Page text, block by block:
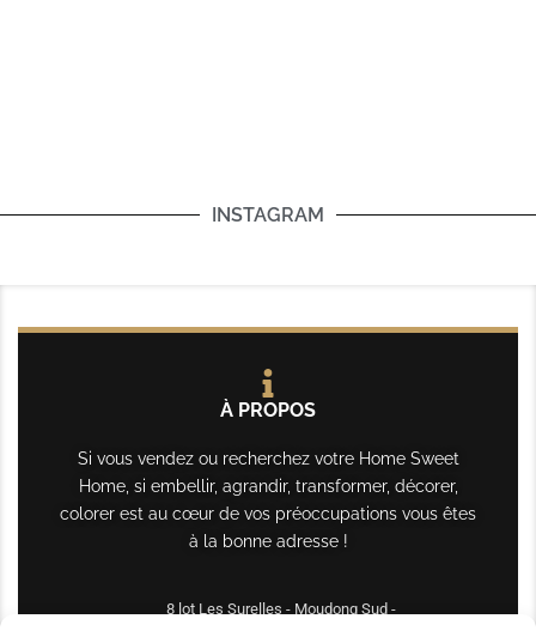
INSTAGRAM
À PROPOS
Si vous vendez ou recherchez votre Home Sweet
Home, si embellir, agrandir, transformer, décorer,
colorer est au cœur de vos préoccupations vous êtes
à la bonne adresse !
8 lot Les Surelles - Moudong Sud -